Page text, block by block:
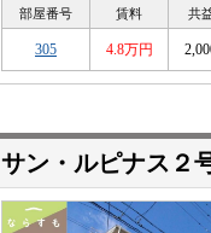
部屋番号 賃料 共
305 4.8万円
サン・ルピナス２